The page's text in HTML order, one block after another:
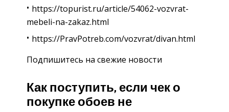
https://topurist.ru/article/54062-vozvrat-
mebeli-na-zakaz.html
https://PravPotreb.com/vozvrat/divan.html
Подпишитесь на свежие новости
Как поступить, если чек о
покупке обоев не